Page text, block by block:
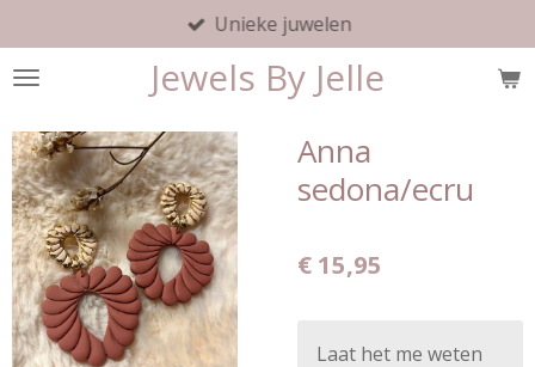
direct
naar
hoofdinhoud
Jewels By Jelle
Unieke juwelen
Anna
sedona/ecru
€ 15,95
Laat het me weten